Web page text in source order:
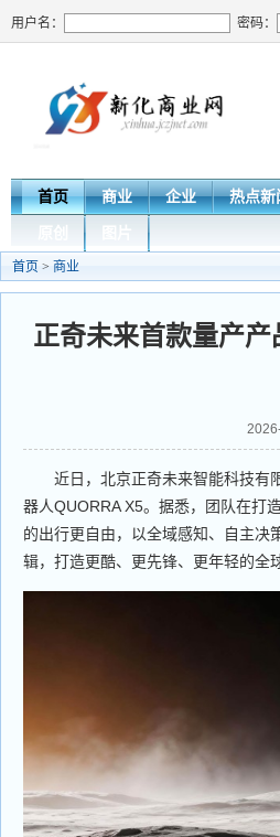
用户名： 密码：
首页 商业 企业 热点新
原创 图片
首页 > 商业
正奇未来首款量产
近日，北京正奇未来智能科技
器人QUORRA X5。据悉，团队在打
的出行更自由，以全域感知、自主决
辑，打造更酷、更先锋、更年轻的全